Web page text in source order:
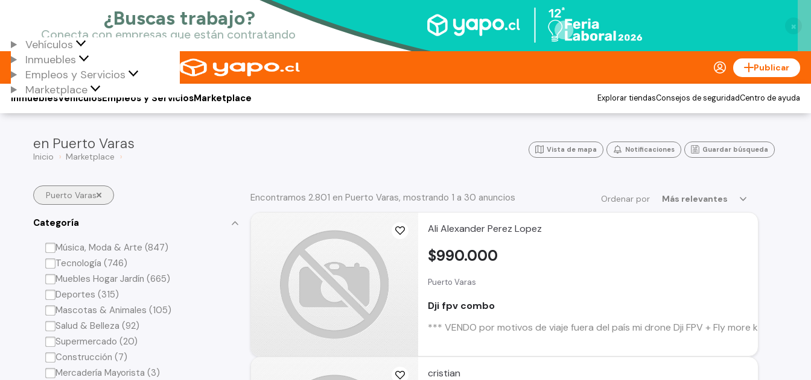
×
Vehículos
Inmuebles
Empleos y Servicios
Marketplace
Publicar
Vehículos
Inmuebles Empleos y ServiciosMarketplace Explorar tiendasConsejos de seguridadCentro de ayuda
en Puerto Varas
Inicio Marketplace
Vista de mapa Notificaciones Guardar búsqueda
Puerto Varas
Categoría
Música, Moda & Arte (847)
Tecnología (746)
Muebles Hogar Jardín (665)
Deportes (315)
Mascotas & Animales (105)
Salud & Belleza (92)
Supermercado (20)
Construcción (7)
Mercadería Mayorista (3)
Ordenar por Más relevantes
Encontramos 2.801 en Puerto Varas, mostrando 1 a 30 anuncios
Ali Alexander Perez Lopez
Puerto Varas
Dji fpv combo
*** VENDO por motivos de viaje fuera del país mi drone Dji FPV + Fly more kit
$990.000
cristian